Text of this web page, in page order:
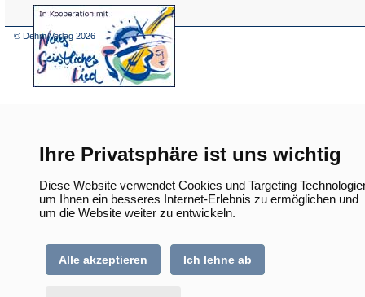
Ihre Privatsphäre ist uns wichtig
Diese Website verwendet Cookies und Targeting
um Ihnen ein besseres Internet-Erlebnis zu ermöglichen und
um die Website weiter zu entwickeln.
Alle akzeptieren Ich lehne ab
(Öffnet
in
© Dehm Verlag 2026